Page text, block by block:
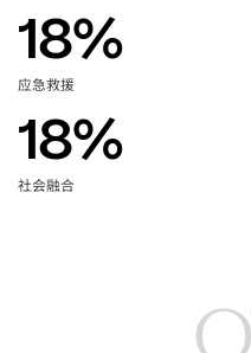
18%
应急救援
18%
社会融合